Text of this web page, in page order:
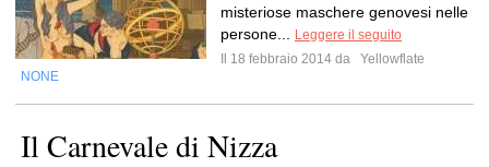
misteriose maschere genovesi nelle
persone...
Leggere il seguito
Il 18 febbraio 2014 da
Yellowflate
NONE
Il Carnevale di Nizza